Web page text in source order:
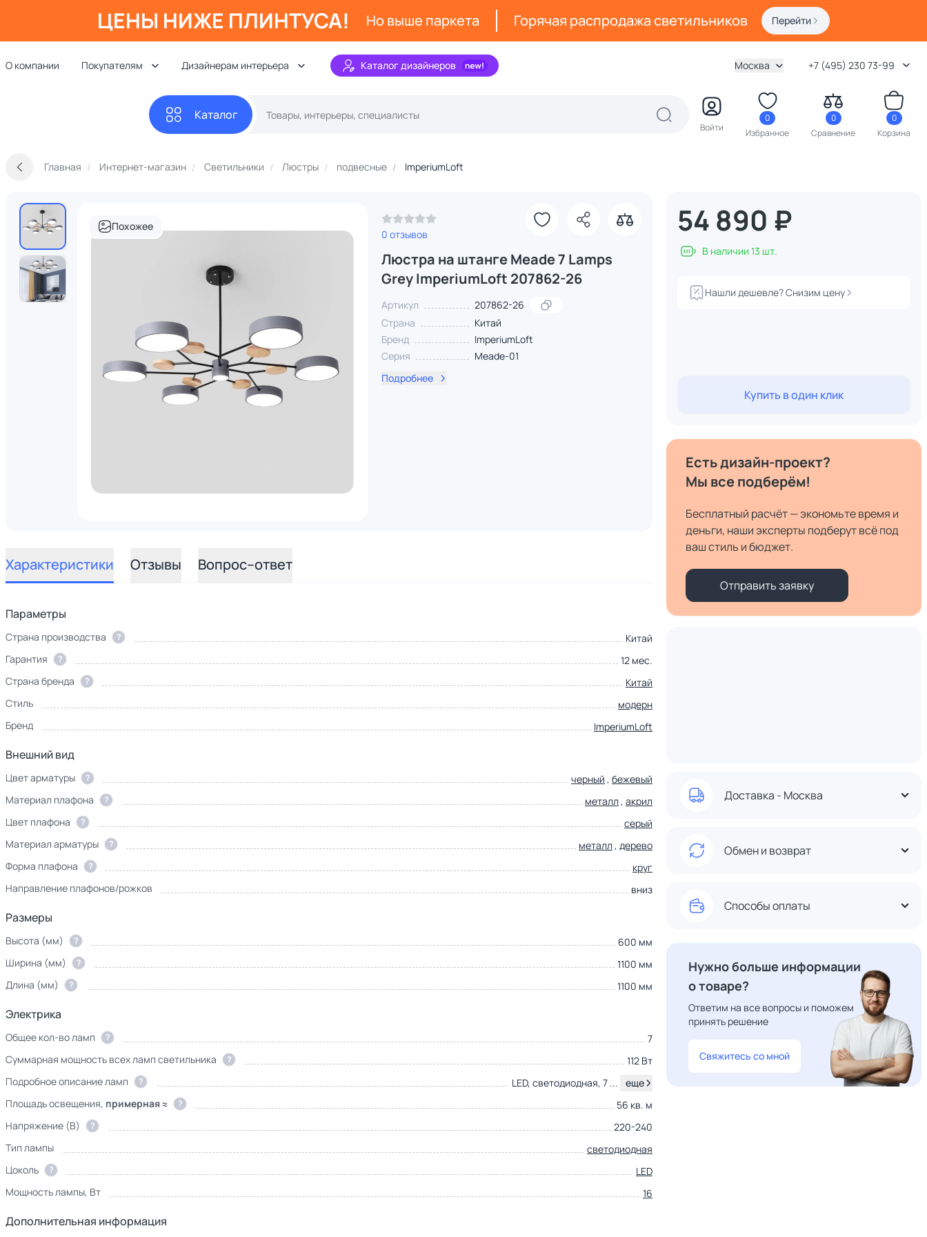
ЦЕНЫ НИЖЕ ПЛИНТУСА! Но выше паркета Горячая распродажа светильников Перейти
О компании Покупателям Дизайнерам интерьера Каталог дизайнеров Москва +7 (495) 230 73-99
Каталог
Войти
0
Избранное
0
Сравнение
0
Корзина
Главная Интернет-магазин Светильники Люстры подвесные ImperiumLoft
Похожее
0 отзывов
Люстра на штанге Meade 7 Lamps
Grey ImperiumLoft 207862-26
Артикул
207862-26
Страна
Китай
Бренд
ImperiumLoft
Серия
Meade-01
Подробнее
Характеристики Отзывы Вопрос–ответ
Параметры
Страна производства ?
Китай
Гарантия
?
12 мес.
Страна бренда
?
Китай
Стиль
модерн
Бренд
ImperiumLoft
Внешний вид
Цвет арматуры ? черный , бежевый
Материал плафона
? металл , акрил
Цвет плафона
?
серый
Материал арматуры
? металл , дерево
Форма плафона
?
круг
Направление плафонов/рожков
вниз
Размеры
Высота (мм) ?
600 мм
Ширина (мм)
?
1100 мм
Длина (мм)
? 1100 мм
Электрика
Общее кол-во ламп ?
7
Суммарная мощность всех ламп светильника
?
112 Вт
Подробное описание ламп
? LED, светодиодная, 7 ... еще
Закрыть
Площадь освещения, примерная ≈ ?
56 кв. м
Напряжение (В)
?
220-240
Тип лампы
светодиодная
Цоколь
?
LED
Мощность лампы, Вт
16
Дополнительная информация
54 890 ₽
В наличии 13 шт.
Нашли дешевле? Снизим цену
Купить в один клик
Есть дизайн-проект?
Мы все подберём!
Бесплатный расчёт — экономьте время и
деньги, наши эксперты подберут всё под
ваш стиль и бюджет.
Отправить заявку
Доставка - Москва
Обмен и возврат
Способы оплаты
Нужно больше информации
о товаре?
Ответим на все вопросы и поможем
принять решение
Свяжитесь со мной